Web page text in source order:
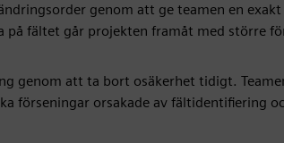
genom att ge teamen en
på fältet går projekten framåt med större
genom att ta bort osäkerhet tidigt.
förseningar orsakade av fältidentifiering